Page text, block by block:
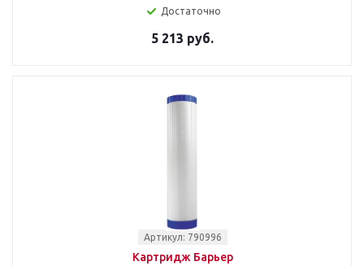
Достаточно
5 213 руб.
Артикул: 790996
Картридж Барьер